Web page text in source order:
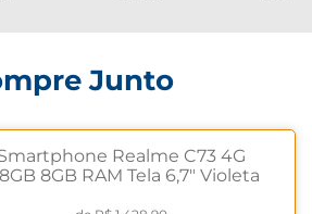
Junto
Realme C73 4G
8GB RAM Tela 6,7" Violeta